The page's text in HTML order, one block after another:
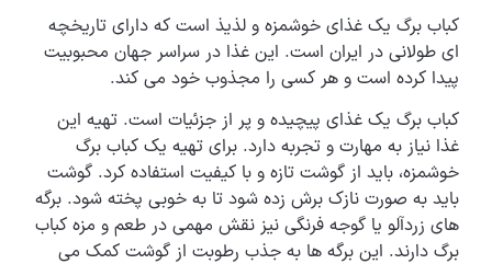
کباب برگ یک غذای خوشمزه و لذیذ است که دارای تاریخچه
ای طولانی در ایران است. این غذا در سراسر جهان محبوبیت
پیدا کرده است و هر کسی را مجذوب خود می کند.
کباب برگ یک غذای پیچیده و پر از جزئیات است. تهیه این
غذا نیاز به مهارت و تجربه دارد. برای تهیه یک کباب برگ
خوشمزه، باید از گوشت تازه و با کیفیت استفاده کرد. گوشت
باید به صورت نازک برش زده شود تا به خوبی پخته شود. برگه
های زردآلو یا گوجه فرنگی نیز نقش مهمی در طعم و مزه کباب
برگ دارند. این برگه ها به جذب رطوبت از گوشت کمک می